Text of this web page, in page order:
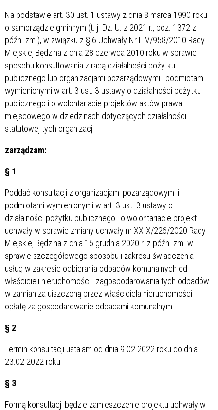
Na podstawie art. 30 ust. 1 ustawy z dnia 8 marca 1990 roku
o samorządzie gminnym (t. j. Dz. U. z 2021 r., poz. 1372 z
późn. zm.), w związku z § 6 Uchwały Nr LIV/958/2010 Rady
Miejskiej Będzina z dnia 28 czerwca 2010 roku w sprawie
sposobu konsultowania z radą działalności pożytku
publicznego lub organizacjami pozarządowymi i podmiotami
wymienionymi w art. 3 ust. 3 ustawy o działalności pożytku
publicznego i o wolontariacie projektów aktów prawa
miejscowego w dziedzinach dotyczących działalności
statutowej tych organizacji
zarządzam:
§ 1
Poddać konsultacji z organizacjami pozarządowymi i
podmiotami wymienionymi w art. 3 ust. 3 ustawy o
działalności pożytku publicznego i o wolontariacie projekt
uchwały w sprawie zmiany uchwały nr XXIX/226/2020 Rady
Miejskiej Będzina z dnia 16 grudnia 2020 r. z późn. zm. w
sprawie szczegółowego sposobu i zakresu świadczenia
usług w zakresie odbierania odpadów komunalnych od
właścicieli nieruchomości i zagospodarowania tych odpadów
w zamian za uiszczoną przez właściciela nieruchomości
opłatę za gospodarowanie odpadami komunalnymi
§ 2
Termin konsultacji ustalam od dnia 9.02.2022 roku do dnia
23.02.2022 roku.
§ 3
Formą konsultacji będzie zamieszczenie projektu uchwały w